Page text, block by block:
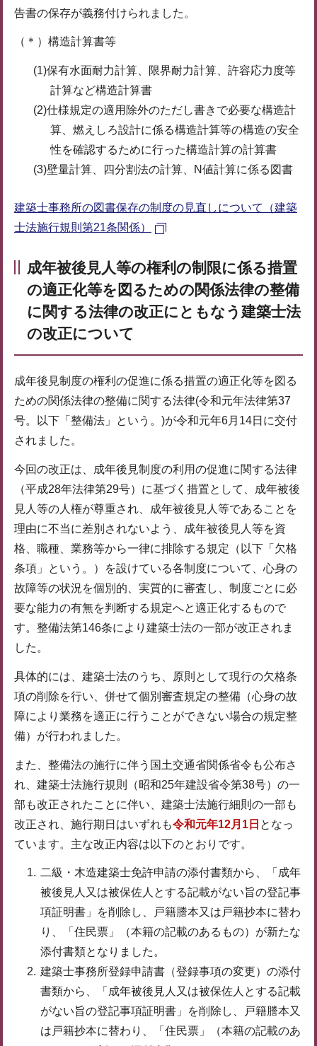
告書の保存が義務付けられました。
（＊）構造計算書等
(1)保有水面耐力計算、限界耐力計算、許容応力度等
計算など構造計算書
(2)仕様規定の適用除外のただし書きで必要な構造計
算、燃えしろ設計に係る構造計算等の構造の安全
性を確認するために行った構造計算の計算書
(3)壁量計算、四分割法の計算、N値計算に係る図書
建築士事務所の図書保存の制度の見直しについて（建築
士法施行規則第21条関係）
成年被後見人等の権利の制限に係る措置
の適正化等を図るための関係法律の整備
に関する法律の改正にともなう建築士法
の改正について
成年後見制度の権利の促進に係る措置の適正化等を図る
ための関係法律の整備に関する法律(令和元年法律第37
号。以下「整備法」という。)が令和元年6月14日に交付
されました。
今回の改正は、成年後見制度の利用の促進に関する法律
（平成28年法律第29号）に基づく措置として、成年被後
見人等の人権が尊重され、成年被後見人等であることを
理由に不当に差別されないよう、成年被後見人等を資
格、職種、業務等から一律に排除する規定（以下「欠格
条項」という。）を設けている各制度について、心身の
故障等の状況を個別的、実質的に審査し、制度ごとに必
要な能力の有無を判断する規定へと適正化するもので
す。整備法第146条により建築士法の一部が改正されま
した。
具体的には、建築士法のうち、原則として現行の欠格条
項の削除を行い、併せて個別審査規定の整備（心身の故
障により業務を適正に行うことができない場合の規定整
備）が行われました。
また、整備法の施行に伴う国土交通省関係省令も公布さ
れ、建築士法施行規則（昭和25年建設省令第38号）の一
部も改正されたことに伴い、建築士法施行細則の一部も
改正され、施行期日はいずれも令和元年12月1日 となっ
ています。主な改正内容は以下のとおりです。
二級・木造建築士免許申請の添付書類から、「成年
被後見人又は被保佐人とする記載がない旨の登記事
項証明書」を削除し、戸籍謄本又は戸籍抄本に替わ
り、「住民票」（本籍の記載のあるもの）が新たな
添付書類となりました。
建築士事務所登録申請書（登録事項の変更）の添付
書類から、「成年被後見人又は被保佐人とする記載
がない旨の登記事項証明書」を削除し、戸籍謄本又
は戸籍抄本に替わり、「住民票」（本籍の記載のあ